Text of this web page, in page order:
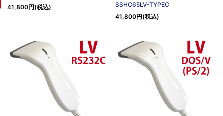
41,800円(税込)
SSHC65LV-TYPEC
41,800円(税込)